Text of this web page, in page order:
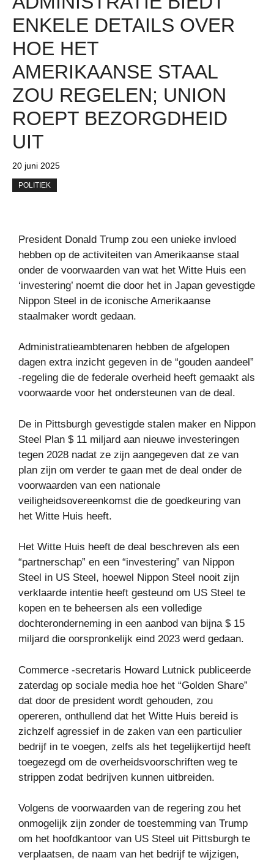
ENKELE DETAILS OVER
HOE HET
AMERIKAANSE STAAL
ZOU REGELEN; UNION
ROEPT BEZORGDHEID
UIT
20 juni 2025
POLITIEK
President Donald Trump zou een unieke invloed
hebben op de activiteiten van Amerikaanse staal
onder de voorwaarden van wat het Witte Huis een
‘investering’ noemt die door het in Japan gevestigde
Nippon Steel in de iconische Amerikaanse
staalmaker wordt gedaan.
Administratieambtenaren hebben de afgelopen
dagen extra inzicht gegeven in de “gouden aandeel”
-regeling die de federale overheid heeft gemaakt als
voorwaarde voor het ondersteunen van de deal.
De in Pittsburgh gevestigde stalen maker en Nippon
Steel Plan $ 11 miljard aan nieuwe investeringen
tegen 2028 nadat ze zijn aangegeven dat ze van
plan zijn om verder te gaan met de deal onder de
voorwaarden van een nationale
veiligheidsovereenkomst die de goedkeuring van
het Witte Huis heeft.
Het Witte Huis heeft de deal beschreven als een
“partnerschap” en een “investering” van Nippon
Steel in US Steel, hoewel Nippon Steel nooit zijn
verklaarde intentie heeft gesteund om US Steel te
kopen en te beheersen als een volledige
dochteronderneming in een aanbod van bijna $ 15
miljard die oorspronkelijk eind 2023 werd gedaan.
Commerce -secretaris Howard Lutnick publiceerde
zaterdag op sociale media hoe het “Golden Share”
dat door de president wordt gehouden, zou
opereren, onthullend dat het Witte Huis bereid is
zichzelf agressief in de zaken van een particulier
bedrijf in te voegen, zelfs als het tegelijkertijd heeft
toegezegd om de overheidsvoorschriften weg te
strippen zodat bedrijven kunnen uitbreiden.
Volgens de voorwaarden van de regering zou het
onmogelijk zijn zonder de toestemming van Trump
om het hoofdkantoor van US Steel uit Pittsburgh te
verplaatsen, de naam van het bedrijf te wijzigen,